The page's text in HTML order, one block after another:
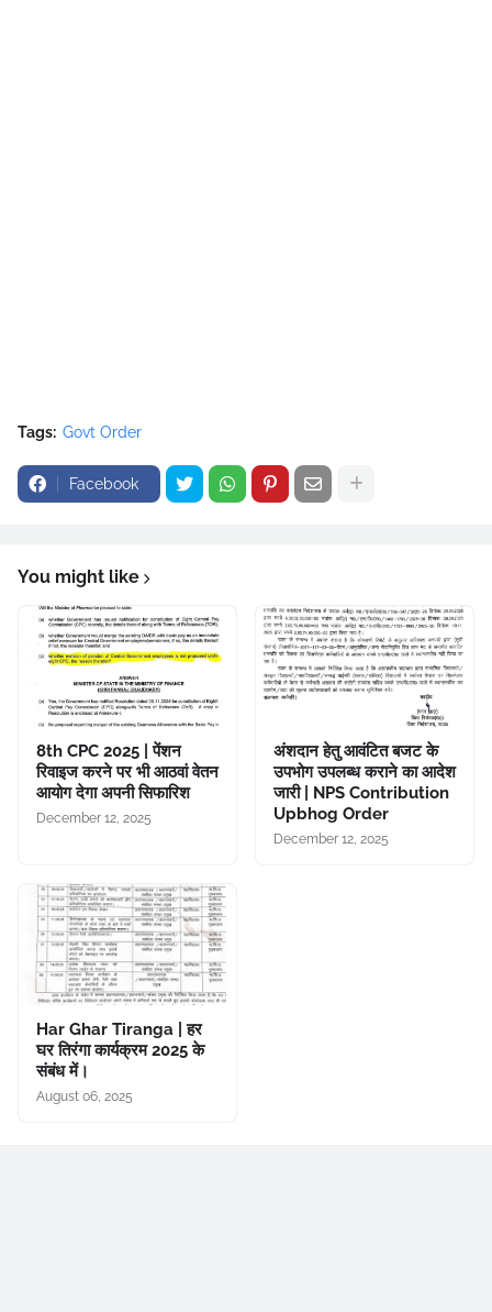
Tags: Govt Order
Facebook
You might like
8th CPC 2025 | पेंशन
रिवाइज करने पर भी आठवां वेतन
आयोग देगा अपनी सिफारिश
December 12, 2025
अंशदान हेतु आवंटित बजट के
उपभोग उपलब्ध कराने का आदेश
जारी | NPS Contribution
Upbhog Order
December 12, 2025
Har Ghar Tiranga | हर
घर तिरंगा कार्यक्रम 2025 के
संबंध में।
August 06, 2025